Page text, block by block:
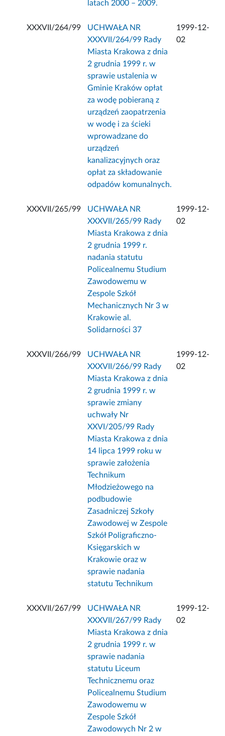
latach 2000 – 2009.
XXXVII/264/99
UCHWAŁA NR
XXXVII/264/99 Rady
Miasta Krakowa z dnia
2 grudnia 1999 r. w
sprawie ustalenia w
Gminie Kraków opłat
za wodę pobieraną z
urządzeń zaopatrzenia
w wodę i za ścieki
wprowadzane do
urządzeń
kanalizacyjnych oraz
opłat za składowanie
odpadów komunalnych.
1999-12-
02
XXXVII/265/99
UCHWAŁA NR
XXXVII/265/99 Rady
Miasta Krakowa z dnia
2 grudnia 1999 r.
nadania statutu
Policealnemu Studium
Zawodowemu w
Zespole Szkół
Mechanicznych Nr 3 w
Krakowie al.
Solidarności 37
1999-12-
02
XXXVII/266/99
UCHWAŁA NR
XXXVII/266/99 Rady
Miasta Krakowa z dnia
2 grudnia 1999 r. w
sprawie zmiany
uchwały Nr
XXVI/205/99 Rady
Miasta Krakowa z dnia
14 lipca 1999 roku w
sprawie założenia
Technikum
Młodzieżowego na
podbudowie
Zasadniczej Szkoły
Zawodowej w Zespole
Szkół Poligraficzno-
Księgarskich w
Krakowie oraz w
sprawie nadania
statutu Technikum
1999-12-
02
XXXVII/267/99
UCHWAŁA NR
XXXVII/267/99 Rady
Miasta Krakowa z dnia
2 grudnia 1999 r. w
sprawie nadania
statutu Liceum
Technicznemu oraz
Policealnemu Studium
Zawodowemu w
Zespole Szkół
Zawodowych Nr 2 w
1999-12-
02